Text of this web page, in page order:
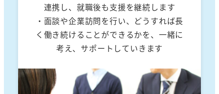
連携し、就職後も支援を継続します
・面談や企業訪問を行い、どうすれば長
く働き続けることができるかを、一緒に
考え、サポートしていきます